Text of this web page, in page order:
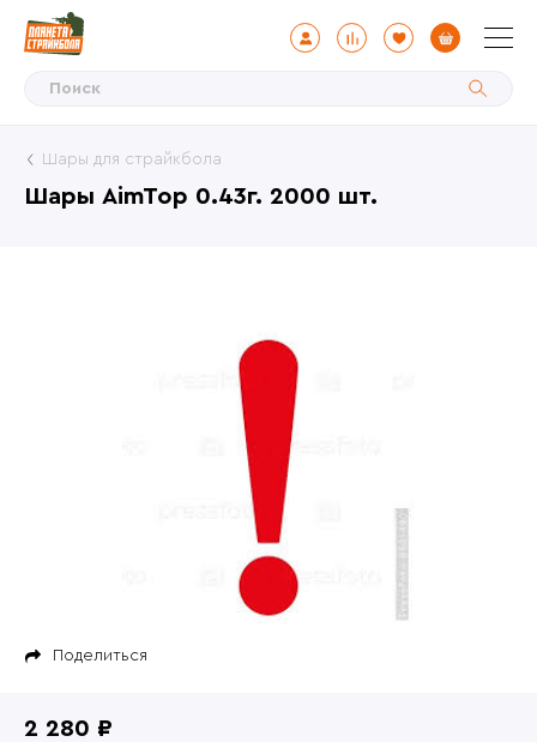
Шары AimTop 0.43г. 2000 шт.
Шары для страйкбола
Поделиться
2 280 ₽